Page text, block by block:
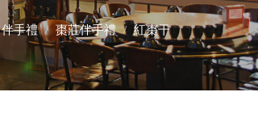
伴手禮 棗莊伴手禮 紅棗干